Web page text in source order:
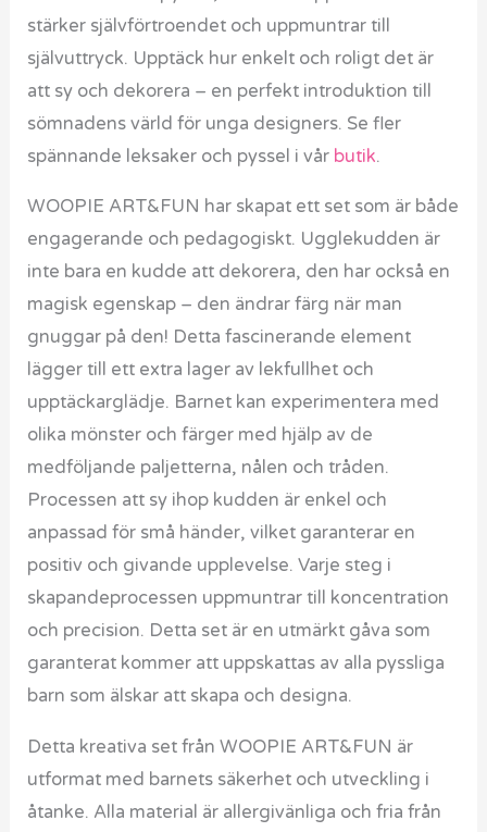
stärker självförtroendet och uppmuntrar till
självuttryck. Upptäck hur enkelt och roligt det är
att sy och dekorera – en perfekt introduktion till
sömnadens värld för unga designers. Se fler
spännande leksaker och pyssel i vår butik.
WOOPIE ART&FUN har skapat ett set som är både
engagerande och pedagogiskt. Ugglekudden är
inte bara en kudde att dekorera, den har också en
magisk egenskap – den ändrar färg när man
gnuggar på den! Detta fascinerande element
lägger till ett extra lager av lekfullhet och
upptäckarglädje. Barnet kan experimentera med
olika mönster och färger med hjälp av de
medföljande paljetterna, nålen och tråden.
Processen att sy ihop kudden är enkel och
anpassad för små händer, vilket garanterar en
positiv och givande upplevelse. Varje steg i
skapandeprocessen uppmuntrar till koncentration
och precision. Detta set är en utmärkt gåva som
garanterat kommer att uppskattas av alla pyssliga
barn som älskar att skapa och designa.
Detta kreativa set från WOOPIE ART&FUN är
utformat med barnets säkerhet och utveckling i
åtanke. Alla material är allergivänliga och fria från